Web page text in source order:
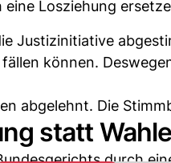
eine Losziehung
Justizinitiative
können.
abgelehnt. Die
statt
durch